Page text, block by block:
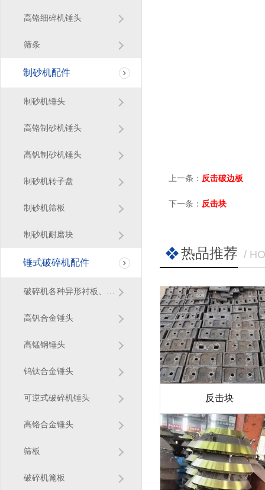
高铬细碎机锤头
筛条
制砂机配件
制砂机锤头
高铬制砂机锤头
高钒制砂机锤头
制砂机转子盘
制砂机筛板
制砂机耐磨块
锤式破碎机配件
破碎机各种异形衬板、篦条
高钒合金锤头
高锰钢锤头
钨钛合金锤头
可逆式破碎机锤头
高铬合金锤头
筛板
破碎机篦板
上一条： 反击破边板
下一条： 反击块
热品推荐 /
反击块